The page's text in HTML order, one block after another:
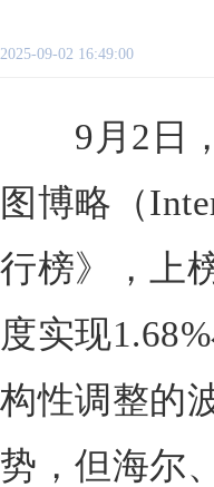
2025-09-02 16:49:00
9月2日，
图博略（
行榜》，上
度实现
构性调整的
势，但海尔